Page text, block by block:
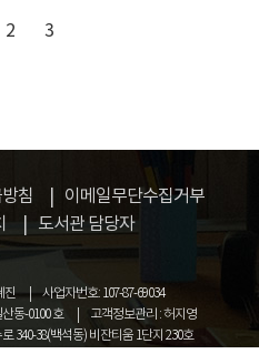
a general factor until
quality
immersed in to the
of cells. Using the
value along the
value, the
factor for
to be suitable for this
2 3
침
이메일무단수집거부
도서관 담당자
진
사업자번호: 107-87-69034
동-0100 호
고객정보관리 : 허지영
340-38(백석동) 비잔티움 1단지 230호